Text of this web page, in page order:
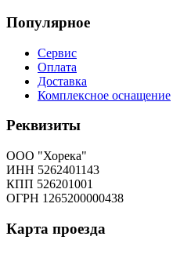
Популярное
Сервис
Оплата
Доставка
Комплексное оснащение
Реквизиты
ООО "Хорека"
ИНН 5262401143
КПП 526201001
ОГРН 1265200000438
Карта проезда